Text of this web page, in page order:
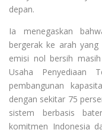
depan.
Ia menegaskan
bergerak ke arah
emisi nol bersih
Usaha Penyediaan
pembangunan
dengan sekitar 75
sistem berbasis
komitmen Indonesia